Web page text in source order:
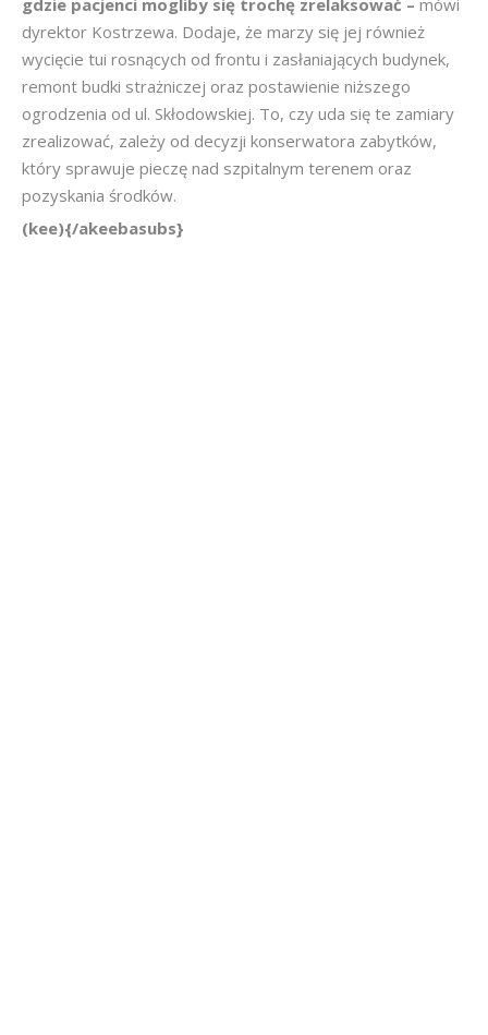
dyrektor Kostrzewa. Dodaje, że marzy się jej również
wycięcie tui rosnących od frontu i zasłaniających budynek,
remont budki strażniczej oraz postawienie niższego
ogrodzenia od ul. Skłodowskiej. To, czy uda się te zamiary
zrealizować, zależy od decyzji konserwatora zabytków,
który sprawuje pieczę nad szpitalnym terenem oraz
pozyskania środków.
(kee){/akeebasubs}